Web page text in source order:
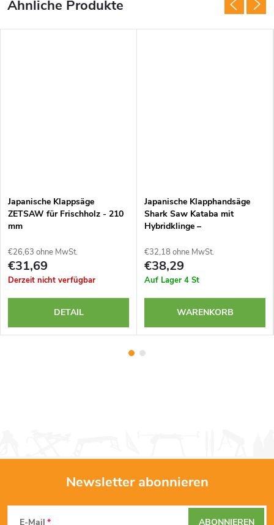
Japanische Klappsäge
ZETSAW für Frischholz - 210
mm
€26,63 ohne MwSt.
€31,69
Derzeit nicht verfügbar
DETAIL
Japanische Klapphandsäge
Shark Saw Kataba mit
Hybridklinge –
€32,18 ohne MwSt.
€38,29
Auf Lager 4 St
WARENKORB
F
Newsletter abonnieren
E-Mail ABONNIEREN